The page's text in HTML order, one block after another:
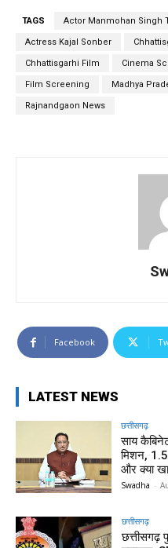
TAGS Actor Manmohan Singh
Actress Kajal Sonber
Chhattisgarhi Film Cinema
Film Screening Madhya
Rajnandgaon News
Facebook
LATEST NEWS
छत्तीसगढ़
साय
मिशन, 1.5
और क्या
Swadha -
छत्तीसगढ़
छत्तीसगढ़